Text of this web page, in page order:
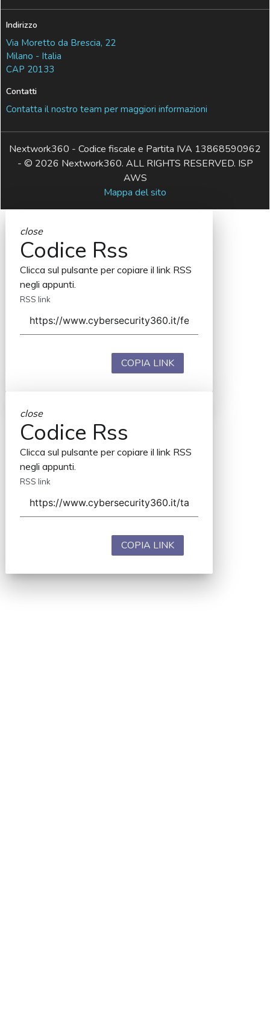
Indirizzo
Via Moretto da Brescia, 22
Milano - Italia
CAP 20133
Contatti
Contatta il nostro team per maggiori informazioni
Nextwork360 - Codice fiscale e Partita IVA 13868590962
- © 2026 Nextwork360. ALL RIGHTS RESERVED. ISP
AWS
Mappa del sito
close
Codice Rss
Clicca sul pulsante per copiare il link RSS
negli appunti.
RSS link
COPIA LINK
close
Codice Rss
Clicca sul pulsante per copiare il link RSS
negli appunti.
RSS link
COPIA LINK